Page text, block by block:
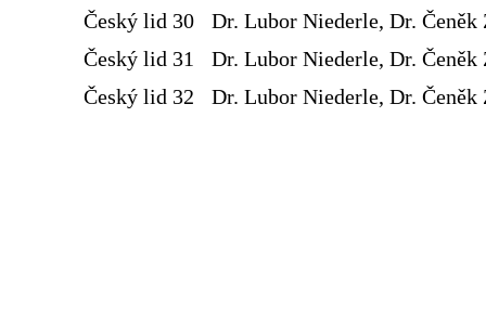
Český lid 30
Dr. Lubor Niederle, Dr. Čeněk
Český lid 31
Dr. Lubor Niederle, Dr. Čeněk
Český lid 32
Dr. Lubor Niederle, Dr. Čeněk